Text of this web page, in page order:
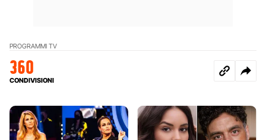
PROGRAMMI TV
360
CONDIVISIONI